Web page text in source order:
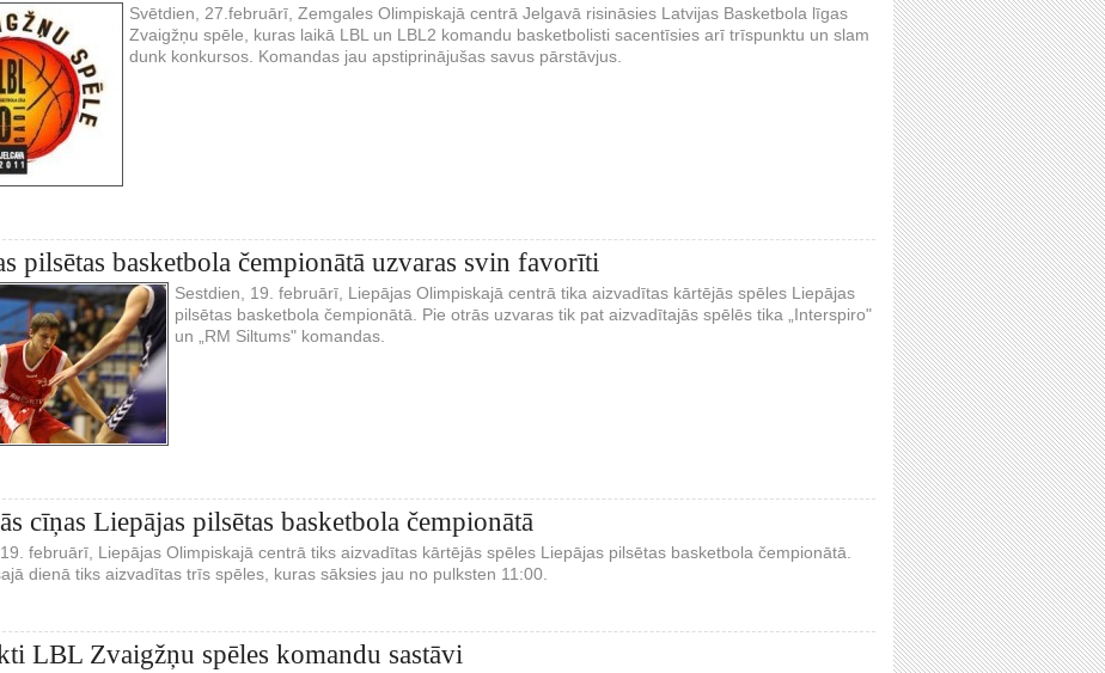
Svētdien, 27.februārī, Zemgales Olimpiskajā centrā Jelgavā risināsies Latvijas Basketbola līgas
Zvaigžņu spēle, kuras laikā LBL un LBL2 komandu basketbolisti sacentīsies arī trīspunktu un slam
dunk konkursos. Komandas jau apstiprinājušas savus pārstāvjus.
pilsētas basketbola čempionātā uzvaras svin favorīti
Sestdien, 19. februārī, Liepājas Olimpiskajā centrā tika aizvadītas kārtējās spēles Liepājas
pilsētas basketbola čempionātā. Pie otrās uzvaras tik pat aizvadītajās spēlēs tika „Interspiro"
un „RM Siltums" komandas.
cīņas Liepājas pilsētas basketbola čempionātā
februārī, Liepājas Olimpiskajā centrā tiks aizvadītas kārtējās spēles Liepājas pilsētas basketbola čempionātā.
dienā tiks aizvadītas trīs spēles, kuras sāksies jau no pulksten 11:00.
LBL Zvaigžņu spēles komandu sastāvi